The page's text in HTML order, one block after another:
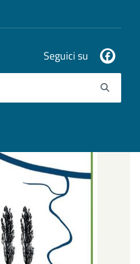
Seguici su